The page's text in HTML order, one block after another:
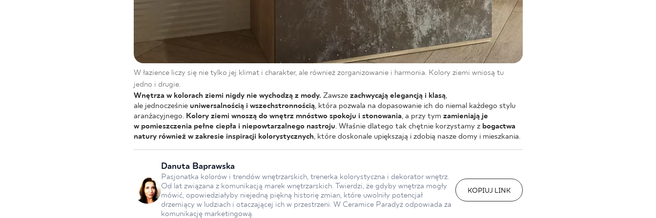
W łazience liczy się nie tylko jej klimat i charakter, ale również zorganizowanie i harmonia. Kolory ziemi wniosą tu
jedno i drugie.
Wnętrza w kolorach ziemi nigdy nie wychodzą z mody. Zawsze zachwycają elegancją i klasą,
ale jednocześnie uniwersalnością i wszechstronnością, która pozwala na dopasowanie ich do niemal każdego stylu
aranżacyjnego. Kolory ziemi wnoszą do wnętrz mnóstwo spokoju i stonowania, a przy tym zamieniają je
w pomieszczenia pełne ciepła i niepowtarzalnego nastroju. Właśnie dlatego tak chętnie korzystamy z bogactwa
natury również w zakresie inspiracji kolorystycznych, które doskonale upiększają i zdobią nasze domy i mieszkania.
Danuta Baprawska
Pasjonatka kolorów i trendów wnętrzarskich, trenerka kolorystyczna i dekorator wnętrz.
Od lat związana z komunikacją marek wnętrzarskich. Twierdzi, że gdyby wnętrza mogły
mówić, opowiedziałyby niejedną piękną historię zmian, które uwolniły potencjał
drzemiący w ludziach i otaczającej ich w przestrzeni. W Ceramice Paradyż odpowiada za
komunikację marketingową.
KOPIUJ LINK